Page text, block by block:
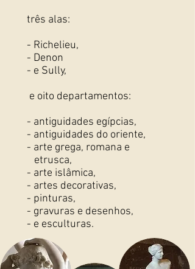
três alas:
- Richelieu,
- Denon
- e Sully,
e oito departamentos:
- antiguidades egípcias,
- antiguidades do oriente,
- arte grega, romana e
etrusca,
- arte islâmica,
- artes decorativas,
- pinturas,
- gravuras e desenhos,
- e esculturas.